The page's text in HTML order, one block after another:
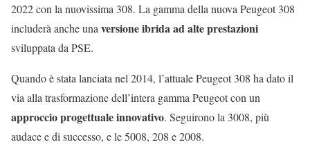
2022 con la nuovissima 308. La gamma della nuova Peugeot 308
includerà anche una versione ibrida ad alte prestazioni
sviluppata da PSE.
Quando è stata lanciata nel 2014, l’attuale Peugeot 308 ha dato il
via alla trasformazione dell’intera gamma Peugeot con un
approccio progettuale innovativo. Seguirono la 3008, più
audace e di successo, e le 5008, 208 e 2008.